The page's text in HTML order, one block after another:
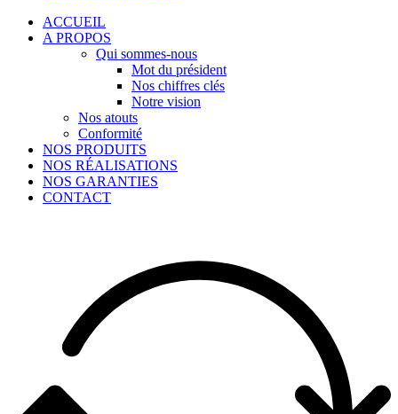
ACCUEIL
A PROPOS
Qui sommes-nous
Mot du président
Nos chiffres clés
Notre vision
Nos atouts
Conformité
NOS PRODUITS
NOS RÉALISATIONS
NOS GARANTIES
CONTACT